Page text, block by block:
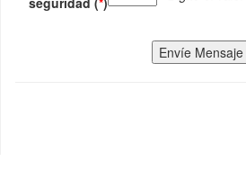
Envíe Mensaje